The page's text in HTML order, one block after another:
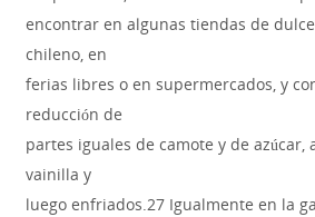
encontrar en algunas tiendas de
chileno, en
ferias libres o en supermercados, y
reducción de
partes iguales de camote y de azúcar,
vainilla y
luego enfriados.27 Igualmente en la